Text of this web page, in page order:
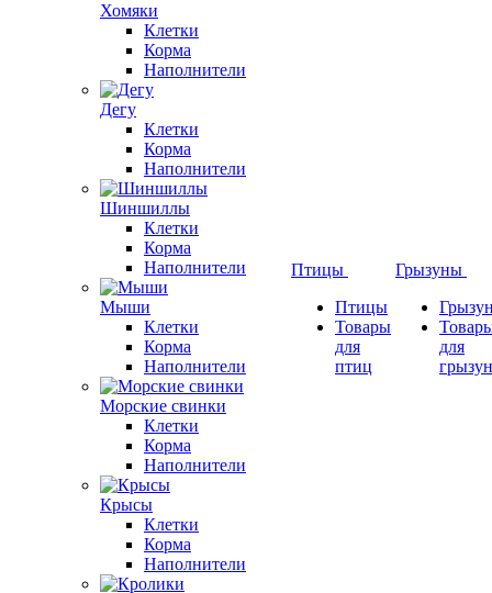
Хомяки
Клетки
Корма
Наполнители
Дегу
Клетки
Корма
Наполнители
Шиншиллы
Клетки
Корма
Наполнители
Мыши
Клетки
Корма
Наполнители
Морские свинки
Клетки
Корма
Наполнители
Крысы
Клетки
Корма
Наполнители
Птицы
Птицы
Товары
для
птиц
Грызуны
для